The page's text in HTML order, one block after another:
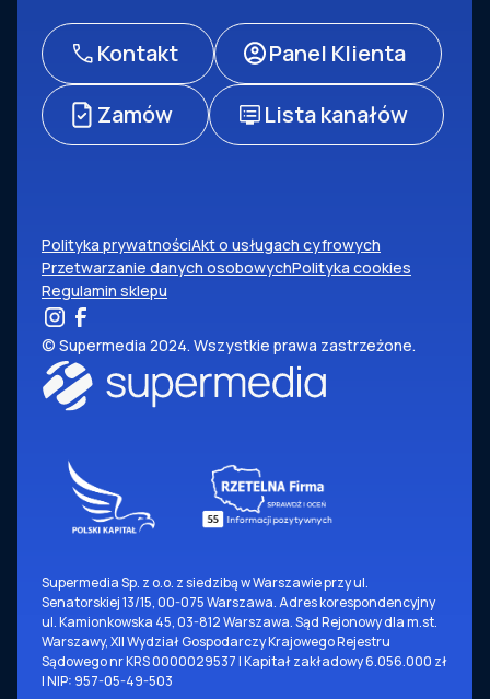
Kontakt Panel Klienta
Zamów Lista kanałów
Polityka prywatnościAkt o usługach cyfrowych
Przetwarzanie danych osobowychPolityka cookies
Regulamin sklepu
© Supermedia 2024. Wszystkie prawa zastrzeżone.
Supermedia Sp. z o.o. z siedzibą w Warszawie przy ul.
Senatorskiej 13/15, 00-075 Warszawa. Adres korespondencyjny
ul. Kamionkowska 45, 03-812 Warszawa. Sąd Rejonowy dla m.st.
Warszawy, XII Wydział Gospodarczy Krajowego Rejestru
Sądowego nr KRS 0000029537 | Kapitał zakładowy 6.056.000 zł
| NIP: 957-05-49-503